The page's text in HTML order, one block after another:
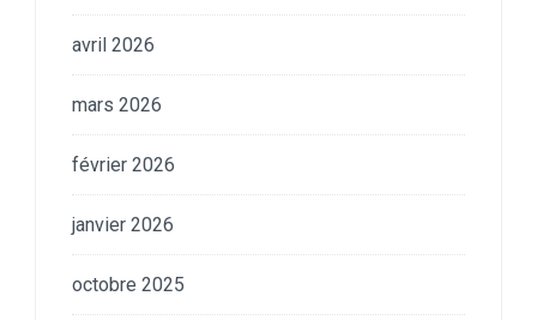
avril 2026
mars 2026
février 2026
janvier 2026
octobre 2025